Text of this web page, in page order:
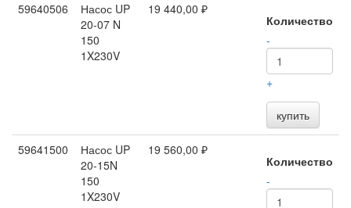
59640506
Насос UP
20-07 N
150
1X230V
19 440,00 ₽
Количество
-
+
купить
59641500
Насос UP
20-15N
150
1X230V
19 560,00 ₽
Количество
-